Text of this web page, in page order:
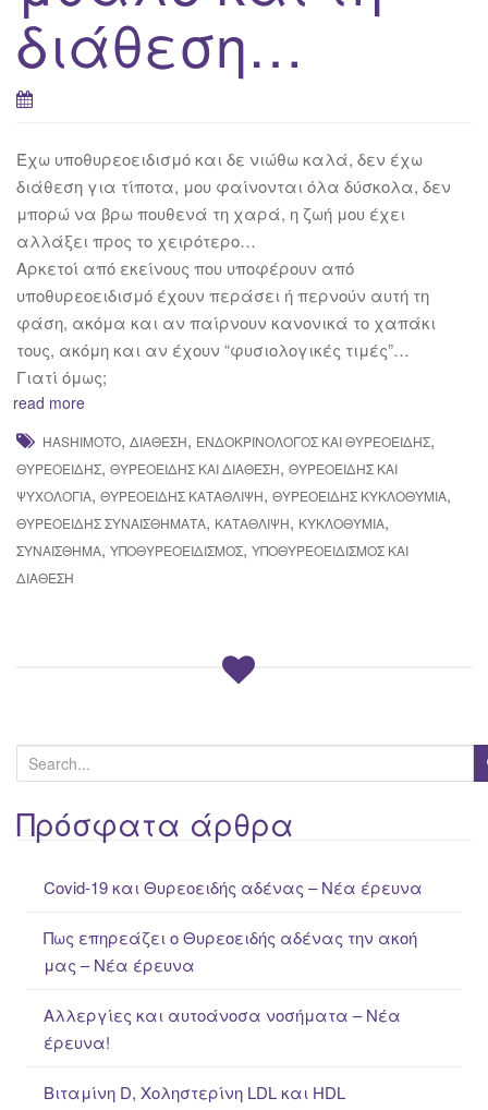
διάθεση…
Έχω υποθυρεοειδισμό και δε νιώθω καλά, δεν έχω
διάθεση για τίποτα, μου φαίνονται όλα δύσκολα, δεν
μπορώ να βρω πουθενά τη χαρά, η ζωή μου έχει
αλλάξει προς το χειρότερο…
Αρκετοί από εκείνους που υποφέρουν από
υποθυρεοειδισμό έχουν περάσει ή περνούν αυτή τη
φάση, ακόμα και αν παίρνουν κανονικά το χαπάκι
τους, ακόμη και αν έχουν “φυσιολογικές τιμές”…
Γιατί όμως;
read more
HASHIMOTO, ΔΙΆΘΕΣΗ, ΕΝΔΟΚΡΙΝΟΛΌΓΟΣ ΚΑΙ ΘΥΡΕΟΕΙΔΉΣ,
ΘΥΡΕΟΕΙΔΉΣ, ΘΥΡΕΟΕΙΔΉΣ ΚΑΙ ΔΙΆΘΕΣΗ, ΘΥΡΕΟΕΙΔΉΣ ΚΑΙ
ΨΥΧΟΛΟΓΊΑ, ΘΥΡΕΟΕΙΔΉΣ ΚΑΤΆΘΛΙΨΗ, ΘΥΡΕΟΕΙΔΉΣ ΚΥΚΛΟΘΥΜΊΑ,
ΘΥΡΕΟΕΙΔΉΣ ΣΥΝΑΙΣΘΉΜΑΤΑ, ΚΑΤΆΘΛΙΨΗ, ΚΥΚΛΟΘΥΜΊΑ,
ΣΥΝΑΊΣΘΗΜΑ, ΥΠΟΘΥΡΕΟΕΙΔΙΣΜΌΣ, ΥΠΟΘΥΡΕΟΕΙΔΙΣΜΌΣ ΚΑΙ
ΔΙΆΘΕΣΗ
e
a
rΠρόσφατα άρθρα
Covid-19 και Θυρεοειδής αδένας – Νέα έρευνα
Πως επηρεάζει ο Θυρεοειδής αδένας την ακοή
μας – Νέα έρευνα
Αλλεργίες και αυτοάνοσα νοσήματα – Νέα
έρευνα!
Βιταμίνη D, Χοληστερίνη LDL και HDL